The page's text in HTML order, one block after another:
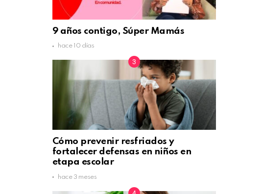
9 años contigo, Súper Mamás
hace 10 días
Cómo prevenir resfriados y
fortalecer defensas en niños en
etapa escolar
hace 3 meses